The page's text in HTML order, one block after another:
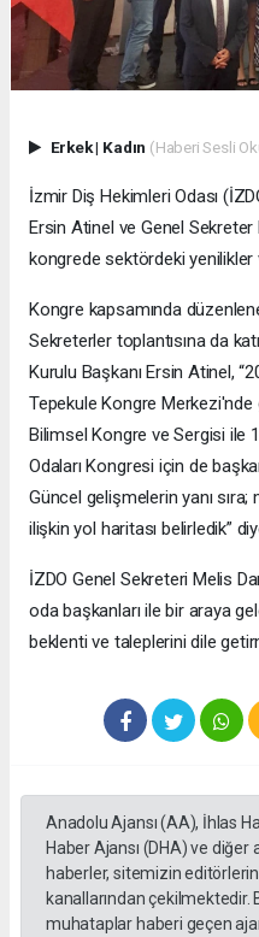
Erkek| Kadın (Haberi Sesli
İzmir Diş Hekimleri Odası
Ersin Atinel ve Genel Sekreter
kongrede sektördeki yenilikler
Kongre kapsamında
Sekreterler toplantısına da
Kurulu Başkanı Ersin Atinel,
Tepekule Kongre Merkezi'nde
Bilimsel Kongre ve Sergisi ile
Odaları Kongresi için de
Güncel gelişmelerin yanı
ilişkin yol haritası belirledik”
İZDO Genel Sekreteri Melis
oda başkanları ile bir araya
beklenti ve taleplerini dile
Anadolu Ajansı (AA), İhlas
Haber Ajansı (DHA) ve
haberler, sitemizin
kanallarından
muhataplar haberi geçen